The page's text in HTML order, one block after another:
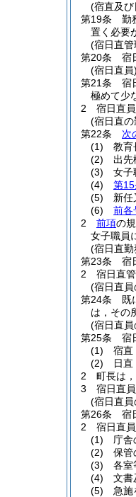
(宿直及び
第19条
勤
置く必要
(宿日直管
第20条
宿
(宿日直員)
第21条
宿
極めて少
2
宿日直
(宿日直
第22条
次
(1)
教育
(2)
出先
(3)
女子
(4)
第
(5)
新任
(6)
前各
2
前項の
女子職員
(宿日直
第23条
宿
2
宿日直
(宿日直員
第24条
既
は，その
(宿日直
第25条
宿
(1)
宿
(2)
日
2
町長は
3
宿日直員
(宿日直員
第26条
宿
2
宿日直
(1)
庁舎
(2)
保管
(3)
各室
(4)
文書
(5)
急施